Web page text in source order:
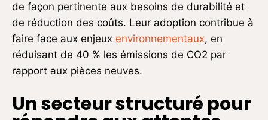
de façon pertinente aux besoins de durabilité et
de réduction des coûts. Leur adoption contribue à
faire face aux enjeux environnementaux, en
réduisant de 40 % les émissions de CO2 par
rapport aux pièces neuves.
Un secteur structuré pour